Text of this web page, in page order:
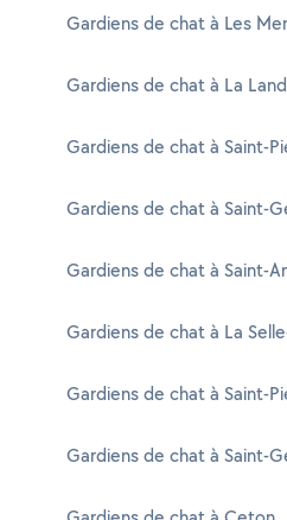
Gardiens de chat à Les
Gardiens de chat à La
Gardiens de chat à Saint-
Gardiens de chat à Saint-
Gardiens de chat à Saint-
Gardiens de chat à La
Gardiens de chat à Saint-
Gardiens de chat à Saint-